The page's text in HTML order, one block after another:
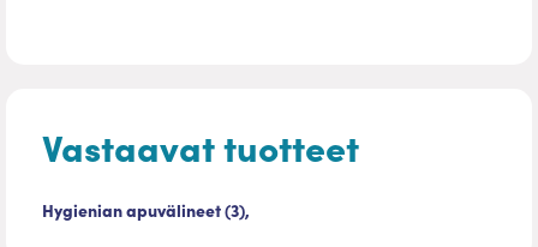
Vastaavat tuotteet
Hygienian apuvälineet (3),